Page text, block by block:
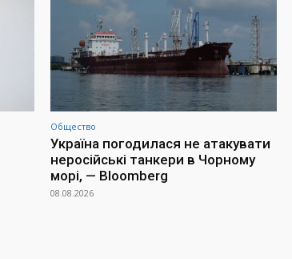
Общество
Україна погодилася не атакувати
неросійські танкери в Чорному
морі, — Bloomberg
08.08.2026